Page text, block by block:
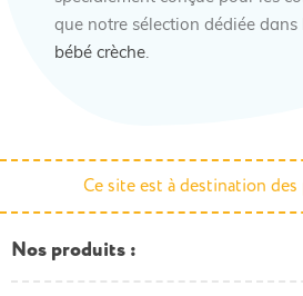
que notre sélection dédiée dans
bébé crèche.
Ce site est à destination
Nos produits